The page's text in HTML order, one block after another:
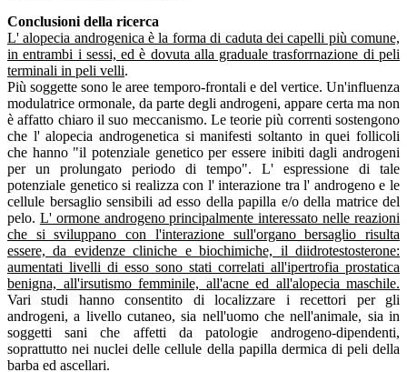
Conclusioni della ricerca
L' alopecia androgenica è la forma di caduta dei capelli più comune,
in entrambi i sessi, ed è dovuta alla graduale trasforrnazione di peli
terminali in peli velli.
Più soggette sono le aree temporo-frontali e del vertice. Un'influenza
modulatrice ormonale, da parte degli androgeni, appare certa ma non
è affatto chiaro il suo meccanismo. Le teorie più correnti sostengono
che l' alopecia androgenetica si manifesti soltanto in quei follicoli
che hanno "il potenziale genetico per essere inibiti dagli androgeni
per un prolungato periodo di tempo". L' espressione di tale
potenziale genetico si realizza con l' interazione tra l' androgeno e le
cellule bersaglio sensibili ad esso della papilla e/o della matrice del
pelo. L' ormone androgeno principalmente interessato nelle reazioni
che si sviluppano con l'interazione sull'organo bersaglio risulta
essere, da evidenze cliniche e biochimiche, il diidrotestosterone:
aumentati livelli di esso sono stati correlati all'ipertrofia prostatica
benigna, all'irsutismo femminile, all'acne ed all'alopecia maschile.
Vari studi hanno consentito di localizzare i recettori per gli
androgeni, a livello cutaneo, sia nell'uomo che nell'animale, sia in
soggetti sani che affetti da patologie androgeno-dipendenti,
soprattutto nei nuclei delle cellule della papilla dermica di peli della
barba ed ascellari.